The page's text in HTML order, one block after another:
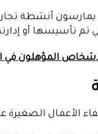
أنشطة
تم تأسيسها أو
المؤهلون في
الأعمال الصغيرة